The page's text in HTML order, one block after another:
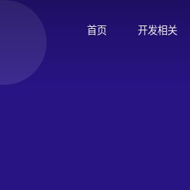
首页 开发相关